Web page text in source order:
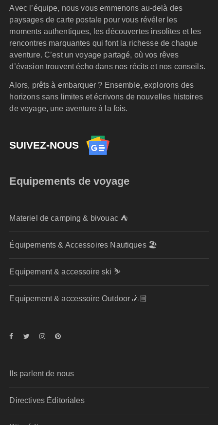
Avec l’équipe, nous vous emmenons au-delà des
paysages de carte postale pour vous révéler les
moments authentiques, les découvertes insolites et les
rencontres marquantes qui font la richesse de chaque
aventure. C’est un voyage partagé, où vos rêves
d’évasion trouvent écho dans nos récits et nos conseils.
Alors, prêts à embarquer ? Ensemble, explorons des
horizons sans limites et écrivons de nouvelles histoires
de voyage, une aventure à la fois.
SUIVEZ-NOUS
Equipements de voyage
Materiel de camping & bivouac ⛺
Équipements & Accessoires Nautiques 🏖️
Equipement & accessoire ski ⛷️
Equipement & accessoire Outdoor 🚴🏼
Ils parlent de nous
Directives Éditoriales